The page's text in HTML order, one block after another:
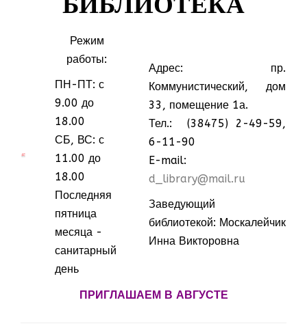
Режим
работы:
ПН-ПТ: с
9.00 до
18.00
СБ, ВС: с
11.00 до
18.00
Последняя
пятница
месяца -
санитарный
день
Адрес: пр.
Коммунистический, дом
33, помещение 1а.
Тел.: (38475) 2-49-59,
6-11-90
E-mail:
d_library@mail.ru
Заведующий
библиотекой: Москалейчик
Инна Викторовна
ПРИГЛАШАЕМ В АВГУСТЕ